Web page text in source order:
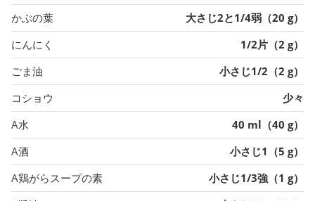
かぶの葉
大さじ2と1/4弱（20 g）
にんにく
1/2片（2 g）
ごま油
小さじ1/2（2 g）
コショウ
少々
A水
40 ml（40 g）
A酒
小さじ1（5 g）
A鶏がらスープの素
小さじ1/3強（1 g）